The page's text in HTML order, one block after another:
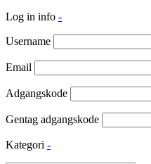
Log in info -
Username
Email
Adgangskode
Gentag adgangskode
Kategori -